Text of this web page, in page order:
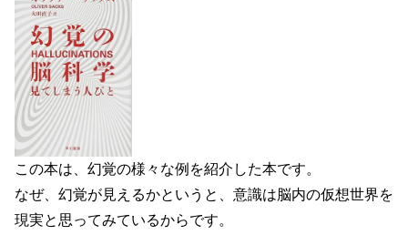
この本は、幻覚の様々な例を紹介した本です。
なぜ、幻覚が見えるかというと、意識は脳内の仮想世界を
現実と思ってみているからです。